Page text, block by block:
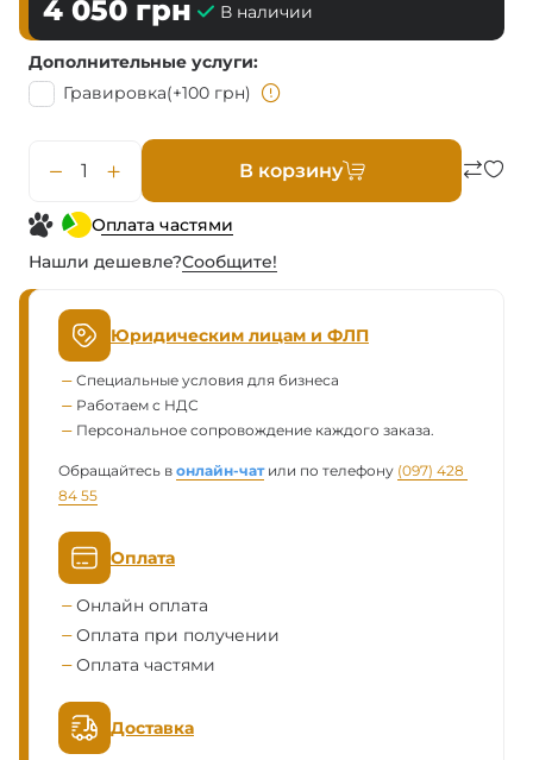
4 050 грн В наличии
Дополнительные услуги
Гравировка(+100 грн)
В корзину
Оплата частями
Нашли дешевле?Сообщите!
Юридическим лицам и ФЛП
Специальные условия для бизнеса
Работаем с НДС
Персональное сопровождение каждого заказа.
Обращайтесь в онлайн-чатили по телефону (097) 428
84 55
Оплата
Онлайн оплата
Оплата при получении
Оплата частями
Доставка